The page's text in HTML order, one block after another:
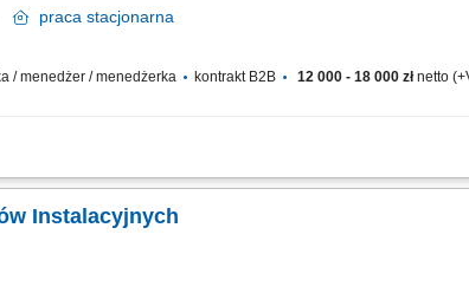
praca stacjonarna
/ menedżer / menedżerka kontrakt B2B 12 000 - 18 000 złnetto
założeń projektu – kompleksowe zarządzanie procesem
Instalacyjnych